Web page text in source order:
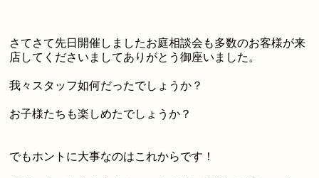
さてさて先日開催しましたお庭相談会も多数のお客様が来
店してくださいましてありがとう御座いました。
我々スタッフ如何だったでしょうか？
お子様たちも楽しめたでしょうか？
でもホントに大事なのはこれからです！